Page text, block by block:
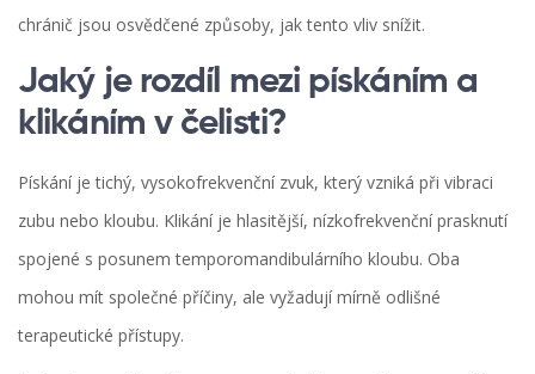
chránič jsou osvědčené způsoby, jak tento vliv snížit.
Jaký je rozdíl mezi pískáním a
klikáním v čelisti?
Pískání je tichý, vysokofrekvenční zvuk, který vzniká při vibraci
zubu nebo kloubu. Klikání je hlasitější, nízkofrekvenční prasknutí
spojené s posunem temporomandibulárního kloubu. Oba
mohou mít společné příčiny, ale vyžadují mírně odlišné
terapeutické přístupy.